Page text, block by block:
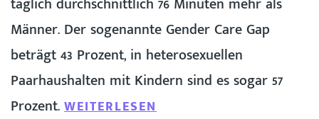
Männer. Der sogenannte Gender Care Gap
beträgt 43 Prozent, in heterosexuellen
Paarhaushalten mit Kindern sind es sogar 57
Prozent. WEITERLESEN